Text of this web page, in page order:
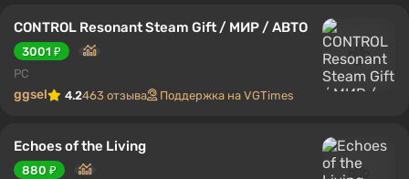
CONTROL Resonant Steam Gift / МИР / АВТО
3001 ₽
PC
ggsel 4.2463 отзыва Поддержка на VGTimes
Echoes of the Living
880 ₽